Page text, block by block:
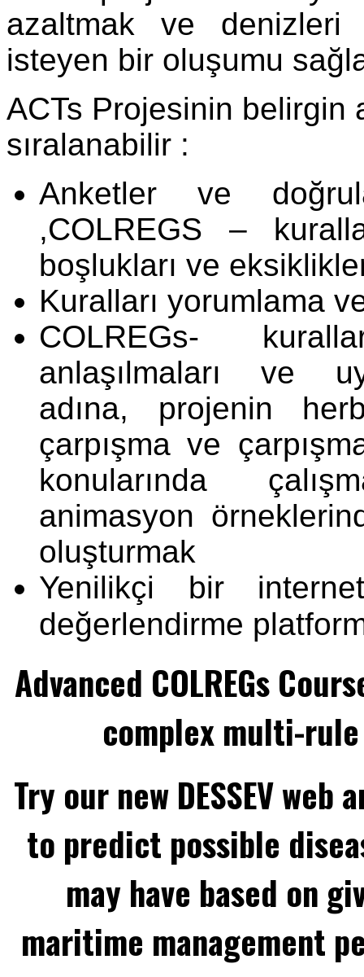
azaltmak ve
isteyen bir oluşumu
ACTs Projesinin belirgin
sıralanabilir :
Anketler ve
,COLREGS –
boşlukları ve
Kuralları yorumlama
COLREGs-
anlaşılmaları ve
adına, projenin
çarpışma ve
konularında
animasyon
oluşturmak
Yenilikçi bir
değerlendirme
Advanced COLREGs
complex multi-
Try our new DESSEV
to predict possible
may have based on
maritime management